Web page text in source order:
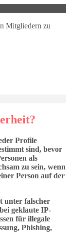
Mitgliedern zu
Profile
sind, bevor
als
zu sein, wenn
Person auf der
unter falscher
geklaute IP-
für illegale
Phishing,